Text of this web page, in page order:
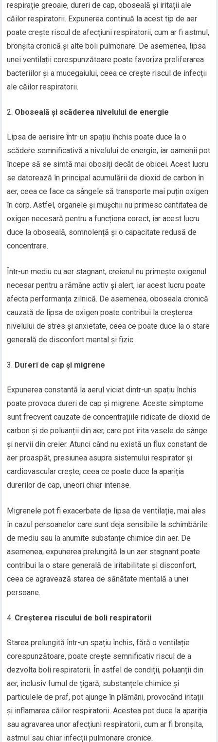
respirație greoaie, dureri de cap, oboseală și iritații ale
căilor respiratorii. Expunerea continuă la acest tip de aer
poate crește riscul de afecțiuni respiratorii, cum ar fi astmul,
bronșita cronică și alte boli pulmonare. De asemenea, lipsa
unei ventilații corespunzătoare poate favoriza proliferarea
bacteriilor și a mucegaiului, ceea ce crește riscul de infecții
ale căilor respiratorii.
Oboseală și scăderea nivelului de energie
Lipsa de aerisire într-un spațiu închis poate duce la o
scădere semnificativă a nivelului de energie, iar oamenii pot
începe să se simtă mai obosiți decât de obicei. Acest lucru
se datorează în principal acumulării de dioxid de carbon în
aer, ceea ce face ca sângele să transporte mai puțin oxigen
în corp. Astfel, organele și mușchii nu primesc cantitatea de
oxigen necesară pentru a funcționa corect, iar acest lucru
duce la oboseală, somnolență și o capacitate redusă de
concentrare.
Într-un mediu cu aer stagnant, creierul nu primește oxigenul
necesar pentru a rămâne activ și alert, iar acest lucru poate
afecta performanța zilnică. De asemenea, oboseala cronică
cauzată de lipsa de oxigen poate contribui la creșterea
nivelului de stres și anxietate, ceea ce poate duce la o stare
generală de disconfort mental și fizic.
Dureri de cap și migrene
Expunerea constantă la aerul viciat dintr-un spațiu închis
poate provoca dureri de cap și migrene. Aceste simptome
sunt frecvent cauzate de concentrațiile ridicate de dioxid de
carbon și de poluanții din aer, care pot irita vasele de sânge
și nervii din creier. Atunci când nu există un flux constant de
aer proaspăt, presiunea asupra sistemului respirator și
cardiovascular crește, ceea ce poate duce la apariția
durerilor de cap, uneori chiar intense.
Migrenele pot fi exacerbate de lipsa de ventilație, mai ales
în cazul persoanelor care sunt deja sensibile la schimbările
de mediu sau la anumite substanțe chimice din aer. De
asemenea, expunerea prelungită la un aer stagnant poate
contribui la o stare generală de iritabilitate și disconfort,
ceea ce agravează starea de sănătate mentală a unei
persoane.
Creșterea riscului de boli respiratorii
Starea prelungită într-un spațiu închis, fără o ventilație
corespunzătoare, poate crește semnificativ riscul de a
dezvolta boli respiratorii. În astfel de condiții, poluanții din
aer, inclusiv fumul de țigară, substanțele chimice și
particulele de praf, pot ajunge în plămâni, provocând iritații
și inflamarea căilor respiratorii. Acestea pot duce la apariția
sau agravarea unor afecțiuni respiratorii, cum ar fi bronșita,
astmul sau chiar infecții pulmonare cronice.